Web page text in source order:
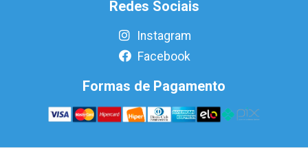
Redes Sociais
Instagram
Facebook
Formas de Pagamento